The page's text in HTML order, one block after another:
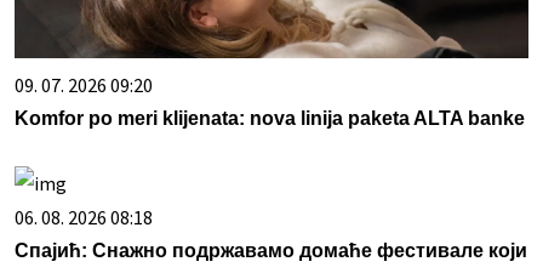
09. 07. 2026 09:20
Komfor po meri klijenata: nova linija paketa ALTA banke
06. 08. 2026 08:18
Спајић: Снажно подржавамо домаће фестивале који